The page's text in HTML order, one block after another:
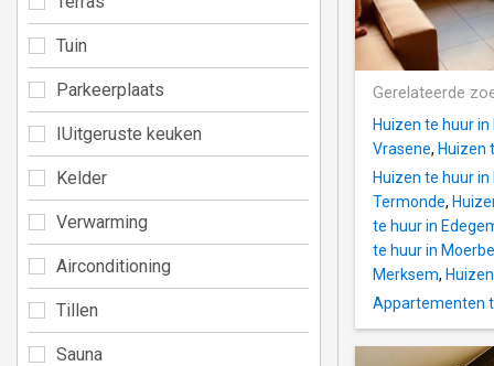
Gerelateerde
Huizen te huur
Vrasene, Huizen
Huizen te huur
Termonde,
te huur in
te huur in
Merksem,
Appartementen
Tuin
Parkeerplaats
IUitgeruste keuken
Kelder
Verwarming
Airconditioning
Tillen
Sauna